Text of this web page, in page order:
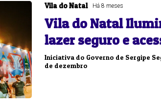
Vila do Natal Há 8 meses
Vila do Natal
lazer seguro e
Iniciativa do Governo de Sergipe
de dezembro